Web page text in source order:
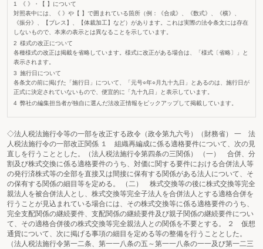
《 》・【 】について
対照表中には、《 》や【 】で囲まれている箇所（例：《合成》、《数式》、《横》、
《振分》、【ブレス】、【体裁加工】など）があります。これは実際の法令条文には存在
しないもので、本来の表示とは異なることを示しています。
様式の改正について
各種様式の改正は掲載を省略しています。様式に改正がある場合は、「様式〔省略〕」と
表示されます。
施行日について
各条文の前に掲げた「施行日」について、「元号○年○月九十九日」とあるのは、施行日が
正式に決定されていないもので、便宜的に「九十九日」と表示しています。
弊社の編集担当者が独自に選んだ法改正情報をピックアップして掲載しています。
◇法人税法施行令等の一部を改正する政令（政令第九六号）（財務省） 一 法
人税法施行令の一部改正関係 １ 組織再編成に係る適格要件について、次の見
直しを行うこととした。（法人税法施行令第四条の三関係） （一） 合併、分
割及び株式交換に係る適格要件のうち、対価に関する要件における合併法人等
の発行済株式等の全部を直接又は間接に保有する関係がある法人について、そ
の保有する関係の細目等を定める。 （二） 株式交換等の後に株式交換等完全
親法人を被合併法人とし、株式交換等完全子法人を合併法人とする適格合併を
行うことが見込まれている場合には、その株式交換等に係る適格要件のうち、
完全支配関係の継続要件、支配関係の継続要件及び親子関係の継続要件につい
て、その適格合併後の株式交換等完全親法人との関係を不要とする。 ２ 仮想
通貨について、次に掲げる事項の細目を定める等の整備を行うこととした。
（法人税法施行令第一二条、第一一八条の五～第一一八条の一一及び第一二三